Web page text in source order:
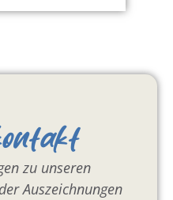
zu unseren
Auszeichnungen